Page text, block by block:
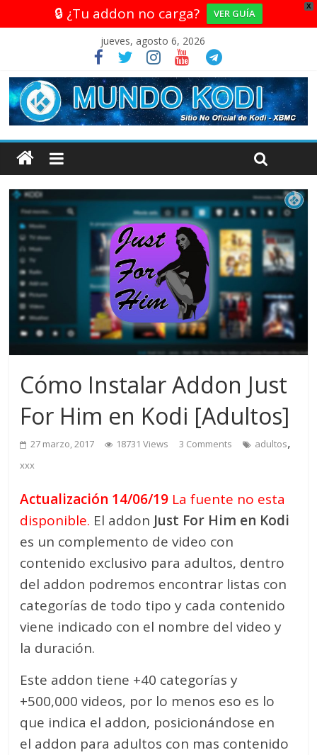
X
🔒 ¿Tu addon no carga? VER GUÍA
jueves, agosto 6, 2026
Cómo Instalar Addon Just
For Him en Kodi [Adultos]
27 marzo, 2017 18731 Views 3 Comments adultos,
xxx
Actualización 14/06/19 La fuente no esta
disponible. El addon Just For Him en Kodi
es un complemento de video con
contenido exclusivo para adultos, dentro
del addon podremos encontrar listas con
categorías de todo tipo y cada contenido
viene indicado con el nombre del video y
la duración.
Este addon tiene +40 categorías y
+500,000 videos, por lo menos eso es lo
que indica el addon, posicionándose en
el addon para adultos con mas contenido